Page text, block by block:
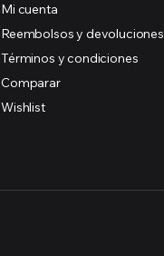
Mi cuenta
Reembolsos y devoluciones
Términos y condiciones
Comparar
Wishlist